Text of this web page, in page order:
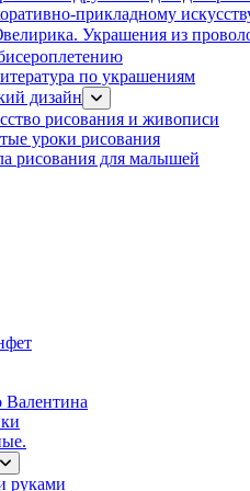
прикладному
Украшения из
по украшениям
дизайн
рисования и живописи
уроки рисования
рисования для малышей
Валентина
руками